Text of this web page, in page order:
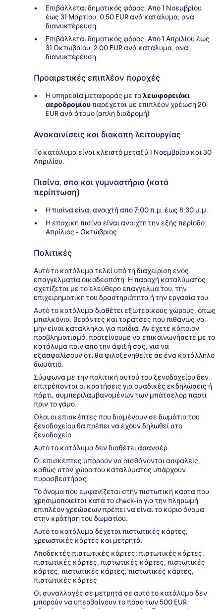
Επιβάλλεται δημοτικός φόρος: Από 1 Νοεμβρίου
έως 31 Μαρτίου, 0.50 EUR ανά κατάλυμα, ανά
διανυκτέρευση
Επιβάλλεται δημοτικός φόρος: Από 1 Απριλίου έως
31 Οκτωβρίου, 2.00 EUR ανά κατάλυμα, ανά
διανυκτέρευση
Προαιρετικές επιπλέον παροχές
Η υπηρεσία μεταφοράς με τολεωφορειάκι
αεροδρομίουπαρέχεται με επιπλέον χρέωση 20
EUR ανά άτομο (απλή διαδρομή)
Ανακαινίσεις και διακοπή λειτουργίας
Το κατάλυμα είναι κλειστό μεταξύ 1 Νοεμβρίου και 30
Απριλίου.
Πισίνα, σπα και γυμναστήριο (κατά
περίπτωση)
Η πισίνα είναι ανοιχτή από 7:00 π.μ. έως 8:30 μ.μ.
Η εποχική πισίνα είναι ανοιχτή την εξής περίοδο:
Απρίλιος - Οκτώβριος
Πολιτικές
Αυτό το κατάλυμα τελεί υπό τη διαχείριση ενός
επαγγελματία οικοδεσπότη. Η παροχή καταλύματος
σχετίζεται με το ελεύθερο επάγγελμά του, την
επιχειρηματική του δραστηριότητα ή την εργασία του.
Αυτό το κατάλυμα διαθέτει εξωτερικούς χώρους, όπως
μπαλκόνια, βεράντες και ταράτσες που πιθανώς να
μην είναι κατάλληλοι για παιδιά. Αν έχετε κάποιον
προβληματισμό, προτείνουμε να επικοινωνήσετε με το
κατάλυμα πριν από την άφιξή σας, για να
εξασφαλίσουν ότι θα φιλοξενηθείτε σε ένα κατάλληλο
δωμάτιο.
Σύμφωνα με την πολιτική αυτού του ξενοδοχείου δεν
επιτρέπονται οι κρατήσεις για ομαδικές εκδηλώσεις ή
πάρτι, συμπεριλαμβανομένων των μπάτσελορ πάρτι
πριν το γάμο.
Όλοι οι επισκέπτες που διαμένουν σε δωμάτια του
ξενοδοχείου θα πρέπει να έχουν δηλωθεί στο
ξενοδοχείο.
Αυτό το κατάλυμα δεν διαθέτει ασανσέρ.
Οι επισκέπτες μπορούν να αισθάνονται ασφαλείς,
καθώς στον χώρο του καταλύματος υπάρχουν:
πυροσβεστήρας.
Το όνομα που εμφανίζεται στην πιστωτική κάρτα που
χρησιμοποιείται κατά το check-in για την πληρωμή
επιπλέον χρεώσεων πρέπει να είναι το κύριο όνομα
στην κράτηση του δωματίου.
Αυτό το κατάλυμα δέχεται πιστωτικές κάρτες,
χρεωστικές κάρτες και μετρητά.
Αποδεκτές πιστωτικές κάρτες: πιστωτικές κάρτες,
πιστωτικές κάρτες, πιστωτικές κάρτες, πιστωτικές
κάρτες, πιστωτικές κάρτες, πιστωτικές κάρτες,
πιστωτικές κάρτες
Οι συναλλαγές σε μετρητά σε αυτό το κατάλυμα δεν
μπορούν να υπερβαίνουν το ποσό των 500 EUR